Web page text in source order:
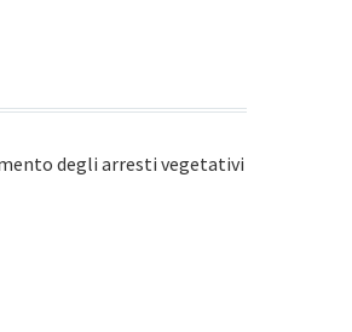
degli arresti vegetativi